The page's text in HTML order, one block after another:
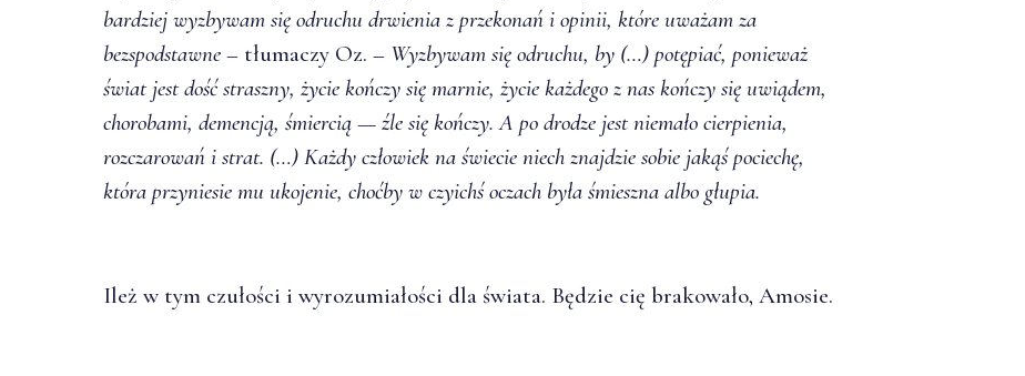
bardziej wyzbywam się odruchu drwienia z przekonań i opinii, które uważam za
bezspodstawne – tłumaczy Oz. – Wyzbywam się odruchu, by (…) potępiać, ponieważ
świat jest dość straszny, życie kończy się marnie, życie każdego z nas kończy się uwiądem,
chorobami, demencją, śmiercią — źle się kończy. A po drodze jest niemało cierpienia,
rozczarowań i strat. (…) Każdy człowiek na świecie niech znajdzie sobie jakąś pociechę,
która przyniesie mu ukojenie, choćby w czyichś oczach była śmieszna albo głupia.
Ileż w tym czułości i wyrozumiałości dla świata. Będzie cię brakowało, Amosie.